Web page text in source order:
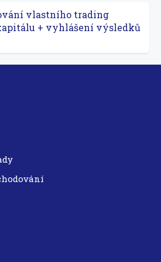
vlastního trading
+ vyhlášení výsledků